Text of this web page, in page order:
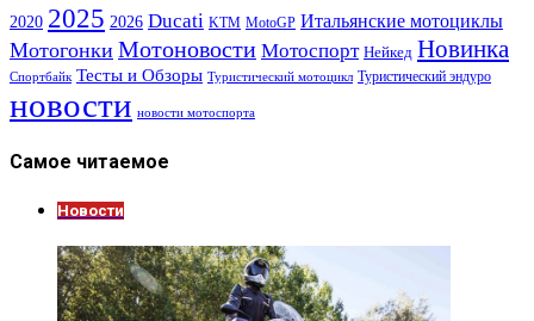
2020 2025 2026 Ducati KTM MotoGP Итальянские мотоциклы
Мотогонки Мотоновости Мотоспорт Нейкед Новинка
Спортбайк Тесты и Обзоры Туристический мотоцикл Туристический эндуро
новости новости мотоспорта
Самое читаемое
Новости